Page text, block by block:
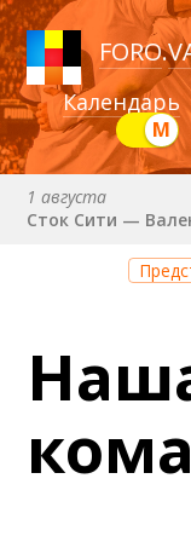
FORO.
Календарь
М
1 августа
Сток Сити —
Через 5 часов 41
Валенсия —
Валенсия —
25 августа (вт) в
30 августа (вс) в